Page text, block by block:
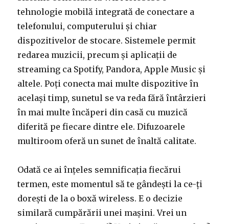
tehnologie mobilă integrată de conectare a
telefonului, computerului și chiar
dispozitivelor de stocare. Sistemele permit
redarea muzicii, precum și aplicații de
streaming ca Spotify, Pandora, Apple Music și
altele. Poți conecta mai multe dispozitive în
același timp, sunetul se va reda fără întârzieri
în mai multe încăperi din casă cu muzică
diferită pe fiecare dintre ele. Difuzoarele
multiroom oferă un sunet de înaltă calitate.
Odată ce ai înțeles semnificația fiecărui
termen, este momentul să te gândești la ce-ți
dorești de la o boxă wireless. E o decizie
similară cumpărării unei mașini. Vrei un